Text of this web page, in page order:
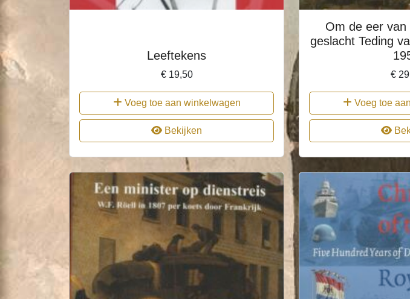
Leeftekens
€19,50
Voeg toe aan winkelwagen
Bekijken
Om de eer
geslacht Teding
€
Voeg toe